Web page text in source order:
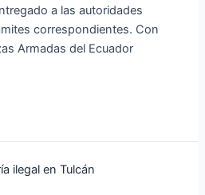
a las autoridades
correspondientes. Con
Armadas del Ecuador